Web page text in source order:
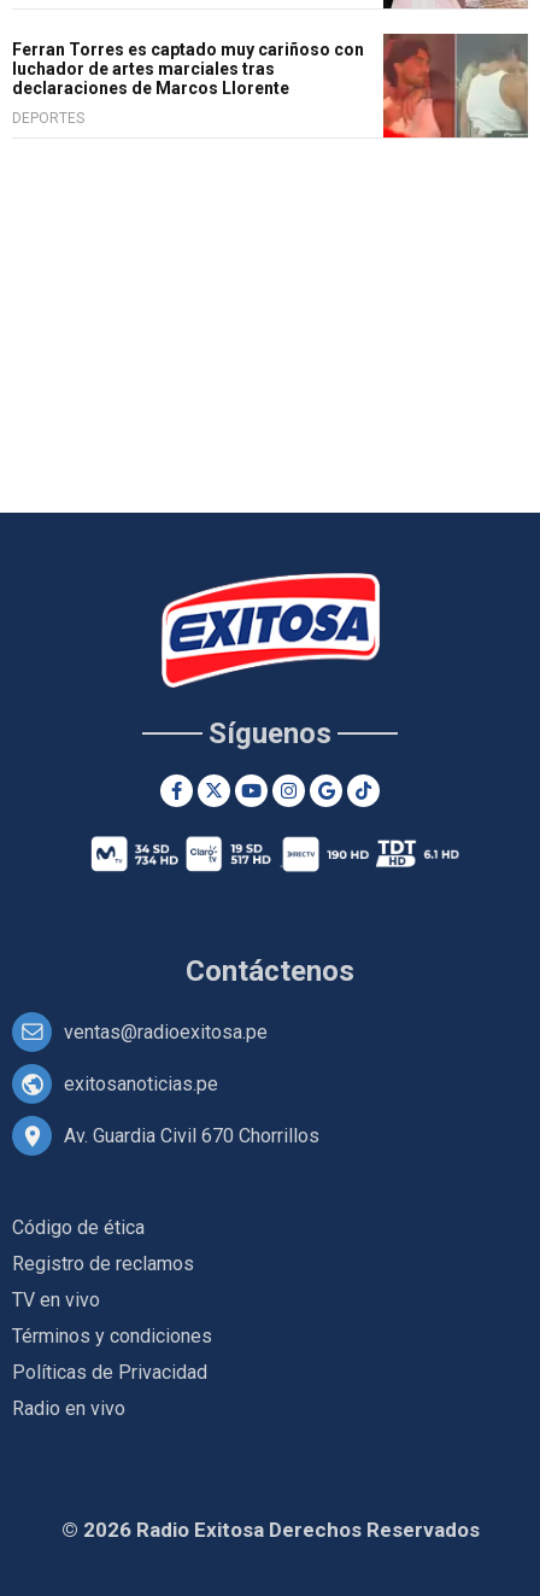
Ferran Torres es captado muy cariñoso con
luchador de artes marciales tras
declaraciones de Marcos Llorente
DEPORTES
Contáctenos
ventas@radioexitosa.pe
exitosanoticias.pe
Av. Guardia Civil 670 Chorrillos
Síguenos
Código de ética
Registro de reclamos
TV en vivo
Términos y condiciones
Políticas de Privacidad
Radio en vivo
© 2026 Radio Exitosa Derechos Reservados